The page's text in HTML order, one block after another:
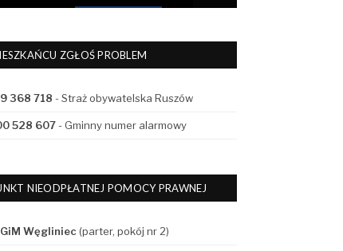
ZGŁOŚ PROBLEM
368 718 - Straż obywatelska Ruszów
528 607- Gminny numer alarmowy
NIEODPŁATNEJ POMOCY PRAWNEJ
Węgliniec (parter, pokój nr 2)